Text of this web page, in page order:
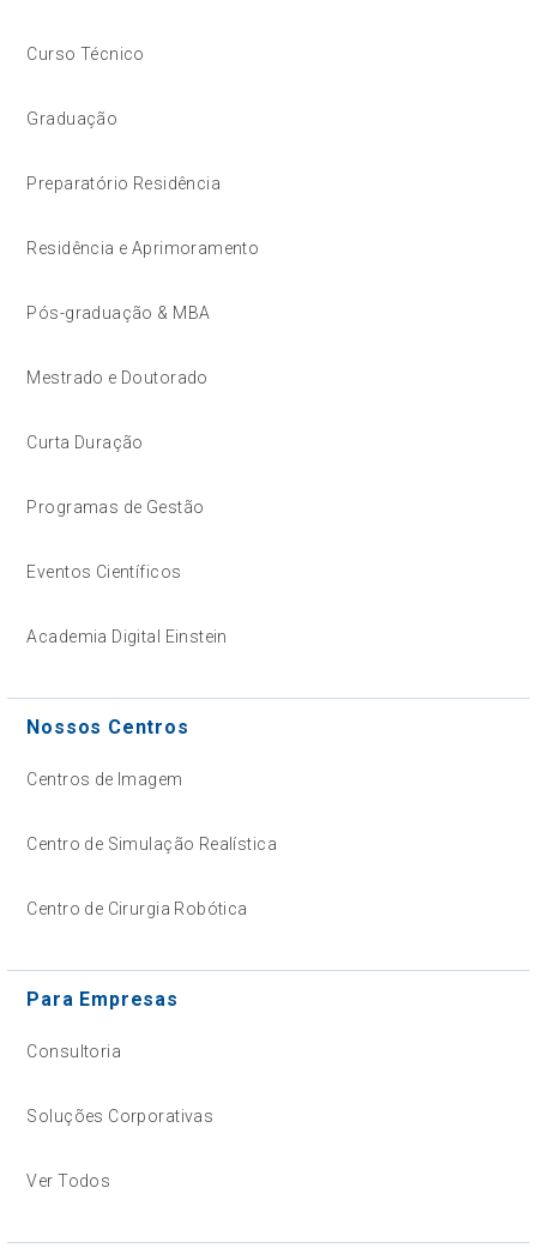
Curso Técnico
Graduação
Preparatório Residência
Residência e Aprimoramento
Pós-graduação & MBA
Mestrado e Doutorado
Curta Duração
Programas de Gestão
Eventos Científicos
Academia Digital Einstein
Nossos Centros
Centros de Imagem
Centro de Simulação Realística
Centro de Cirurgia Robótica
Para Empresas
Consultoria
Soluções Corporativas
Ver Todos